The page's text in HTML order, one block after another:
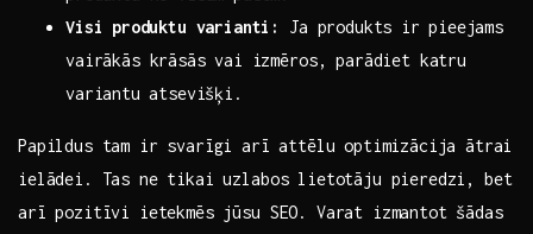
Visi ⁤produktu varianti:
Ja produkts⁤ ir⁤ pieejams
vairākās krāsās⁣ vai‌ izmēros, parādiet katru ​
variantu⁤ atsevišķi.
Papildus ‌tam ir svarīgi arī⁣ attēlu optimizācija ⁣ātrai
ielādei. Tas ne tikai uzlabos lietotāju pieredzi,⁤ bet
arī pozitīvi ‌ietekmēs jūsu SEO. Varat izmantot⁣ šādas